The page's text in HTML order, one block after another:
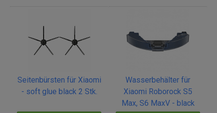
Seitenbürsten für Xiaomi
- soft glue black 2 Stk.
Wasserbehälter für
Xiaomi Roborock S5
Max, S6 MaxV - black